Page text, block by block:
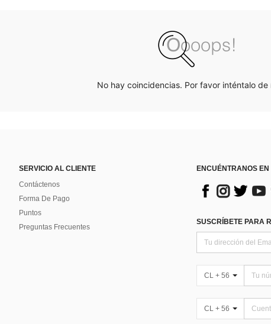
No hay coincidencias. Por favor inténtalo de
SERVICIO AL CLIENTE
Contáctenos
Forma De Pago
Puntos
Preguntas Frecuentes
ENCUÉNTRANOS EN
SUSCRÍBETE PARA
CL + 56
CL + 56